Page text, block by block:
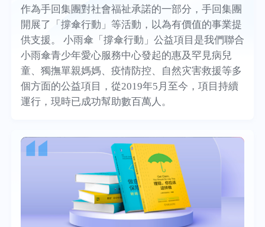
作為手回集團對社會福祉承諾的一部分，手回集團
開展了「撐傘行動」等活動，以為有價值的事業提
供支援。 小雨傘「撐傘行動」公益項目是我們聯合
小雨傘青少年愛心服務中心發起的惠及罕見病兒
童、獨撫單親媽媽、疫情防控、自然灾害救援等多
個方面的公益項目，從2019年5月至今，項目持續
運行，現時已成功幫助數百萬人。